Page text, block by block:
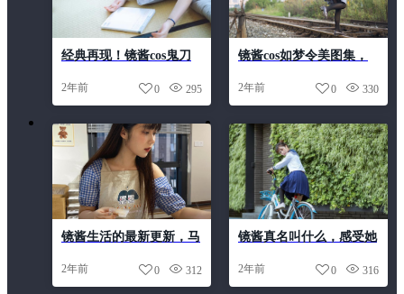
经典再现！镜酱cos鬼刀
2年前 295
0
镜酱cos如梦令美图集，
2年前 330
0
镜酱生活的最新更新，马
2年前 312
0
镜酱真名叫什么，感受她
2年前 316
0